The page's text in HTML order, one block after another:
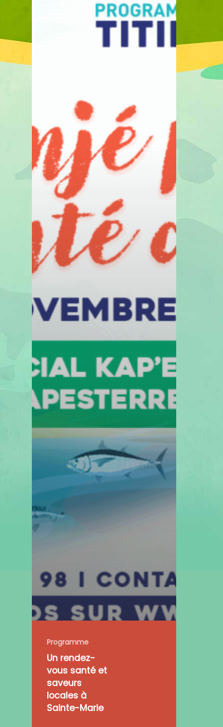
Programme
Un rendez-
vous santé et
saveurs
locales à
Sainte-Marie